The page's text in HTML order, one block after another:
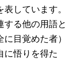
しています。
る他の用語と
目覚めた者）
に悟りを得た